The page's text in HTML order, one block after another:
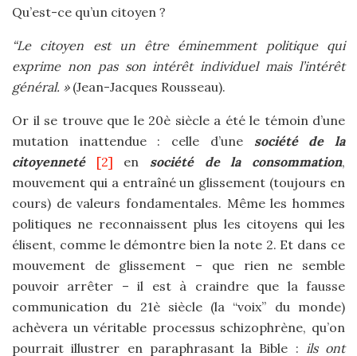
Qu’est-ce qu’un citoyen ?
“Le citoyen est un être éminemment politique qui
exprime non pas son intérêt individuel mais l’intérêt
général. »(Jean-Jacques Rousseau).
Or il se trouve que le 20è siècle a été le témoin d’une
mutation inattendue : celle d’une société de la
citoyenneté
[2] en société de la consommation,
mouvement qui a entraîné un glissement (toujours en
cours) de valeurs fondamentales. Même les hommes
politiques ne reconnaissent plus les citoyens qui les
élisent, comme le démontre bien la note 2. Et dans ce
mouvement de glissement – que rien ne semble
pouvoir arrêter – il est à craindre que la fausse
communication du 21è siècle (la “voix” du monde)
achèvera un véritable processus schizophrène, qu’on
pourrait illustrer en paraphrasant la Bible : ils ont